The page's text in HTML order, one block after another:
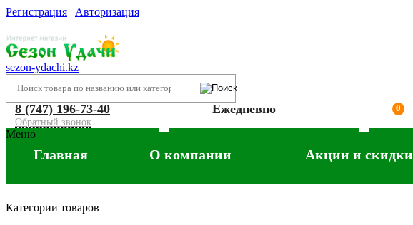
Регистрация | Авторизация
sezon-ydachi.kz
8 (747) 196-73-40
Обратный звонок
Ежедневно 0
Меню
Главная О компании Акции и скидки
Категории товаров